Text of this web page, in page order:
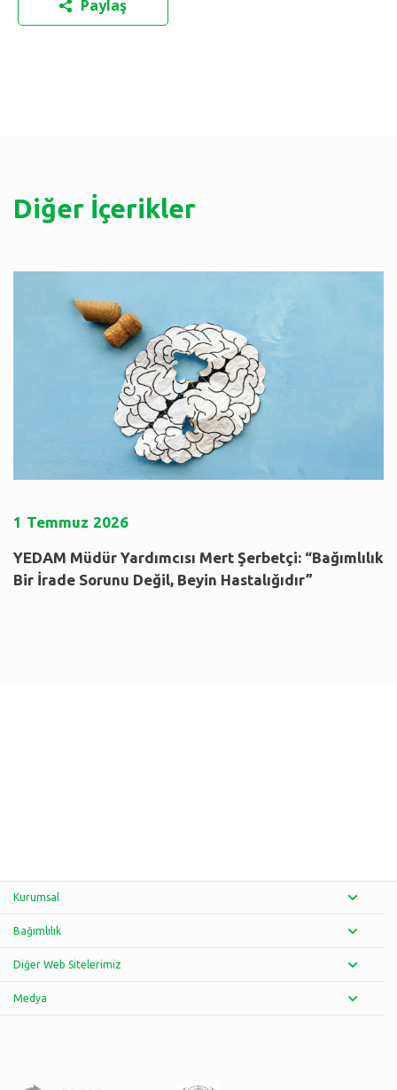
Paylaş
Diğer İçerikler
1 Temmuz 2026
YEDAM Müdür Yardımcısı Mert Şerbetçi: “Bağımlılık
Bir İrade Sorunu Değil, Beyin Hastalığıdır”
Kurumsal
Bağımlılık
Diğer Web Sitelerimiz
Medya